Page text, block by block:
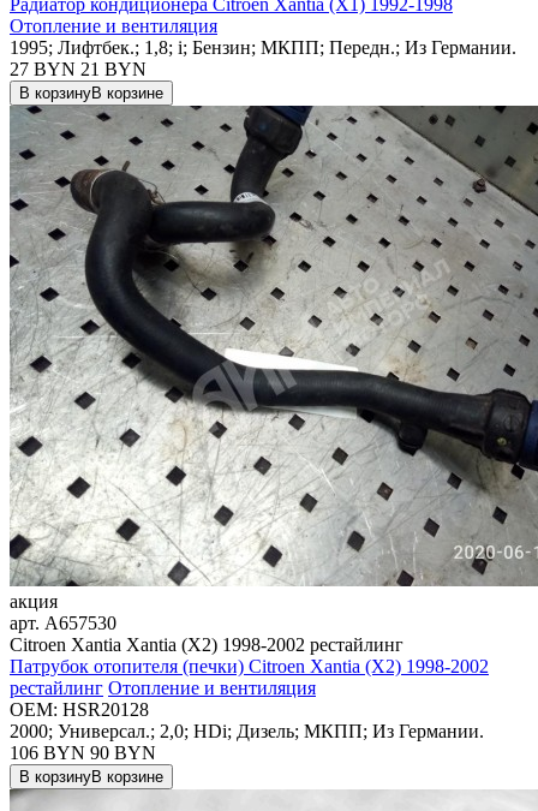
Отопление и вентиляция
1995; Лифтбек.; 1,8; i; Бензин; МКПП; Передн.; Из Германии.
27 BYN 21 BYN
В корзинуВ корзине
акция
арт. A657530
Citroen Xantia Xantia (X2) 1998-2002 рестайлинг
Патрубок отопителя (печки) Citroen Xantia (X2) 1998-2002
рестайлинг Отопление и вентиляция
OEM: HSR20128
2000; Универсал.; 2,0; HDi; Дизель; МКПП; Из Германии.
106 BYN 90 BYN
В корзинуВ корзине